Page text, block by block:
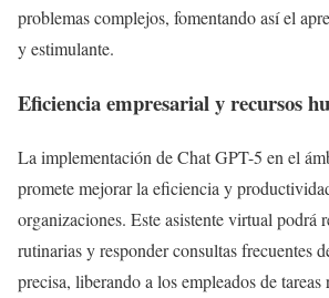
problemas complejos, fomentando así el
y estimulante.
Eficiencia empresarial y recursos
La implementación de Chat GPT-5 en el
promete mejorar la eficiencia y
organizaciones. Este asistente virtual podrá
rutinarias y responder consultas frecuentes
precisa, liberando a los empleados de